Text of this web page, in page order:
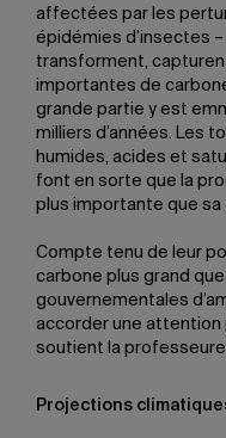
affectées par les
épidémies d’insectes
transforment,
importantes de
grande partie y est
milliers d’années. Les
humides, acides et
font en sorte que la
plus importante que
Compte tenu de leur
carbone plus grand
gouvernementales
accorder une attention
soutient la professeure.
Projections